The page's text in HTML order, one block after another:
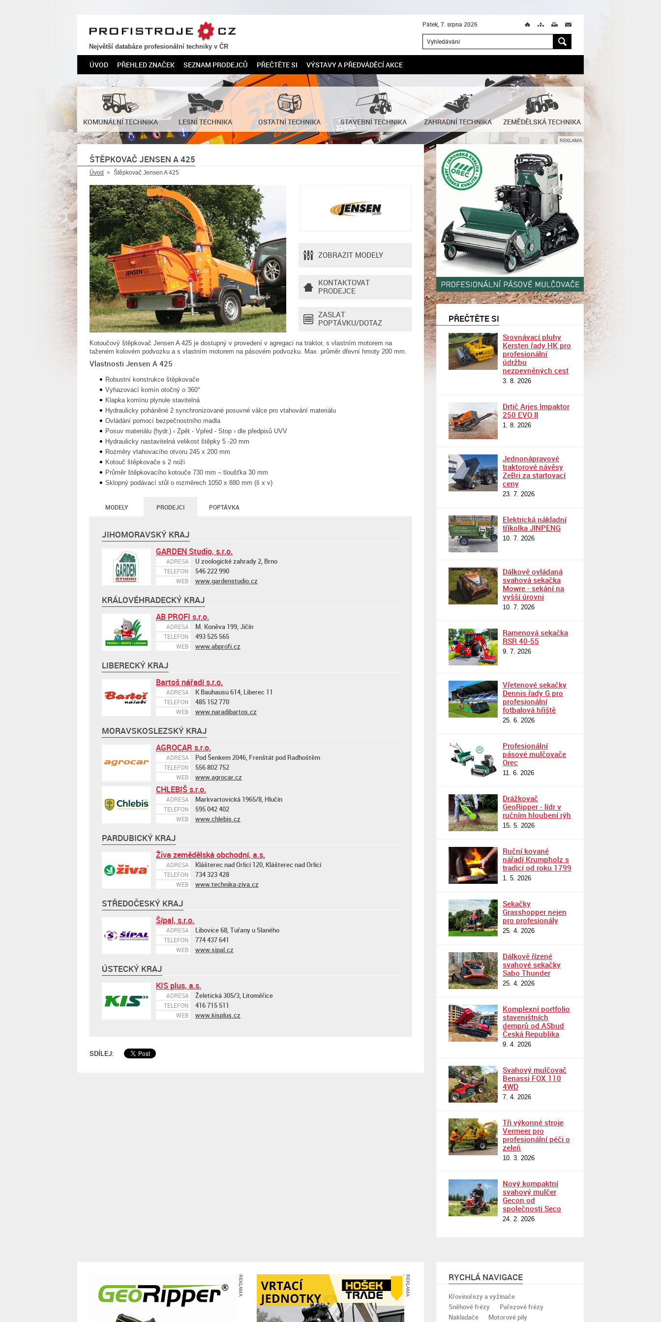
PROFISTROJE.CZ
Největší databáze profesionální techniky v ČR
Pátek, 7. srpna 2026 Ú M T M
H
ÚVOD PŘEHLED ZNAČEK SEZNAM PRODEJCŮ PŘEČTĚTE SI VÝSTAVY A PŘEDVÁDĚCÍ AKCE
KOMUNÁLNÍ TECHNIKA LESNÍ TECHNIKA OSTATNÍ TECHNIKA STAVEBNÍ TECHNIKA ZAHRADNÍ TECHNIKA ZEMĚDĚLSKÁ TECHNIKA
ŠTĚPKOVAČ JENSEN A 425
Úvod Štěpkovač Jensen A 425
ZOBRAZIT MODELY
KONTAKTOVAT
PRODEJCE
ZASLAT
POPTÁVKU/DOTAZ
Kotoučový štěpkovač Jensen A 425 je dostupný v provedení v agregaci na traktor, s vlastním motorem na
taženém kolovém podvozku a s vlastním motorem na pásovém podvozku. Max. průměr dřevní hmoty 200 mm.
Vlastnosti Jensen A 425
Robustní konstrukce štěpkovače
Vyhazovací komín otočný o 360°
Klapka komínu plynule stavitelná
Hydraulicky poháněné 2 synchronizované posuvné válce pro vtahování materiálu
Ovládání pomocí bezpečnostního madla
Posuv materiálu (hydr.) ‹ Zpět - Vpřed - Stop › dle předpisů UVV
Hydraulicky nastavitelná velikost štěpky 5 -20 mm
Rozměry vtahovacího otvoru 245 x 200 mm
Kotouč štěpkovače s 2 noži
Průměr štěpkovacího kotouče 730 mm – tloušťka 30 mm
Sklopný podávací stůl o rozměrech 1050 x 880 mm (š x v)
MODELY PRODEJCI POPTÁVKA
JIHOMORAVSKÝ KRAJ
GARDEN Studio, s.r.o.
ADRESA U zoologické zahrady 2, Brno
TELEFON 546 222 990
WEB www.gardenstudio.cz
KRÁLOVÉHRADECKÝ KRAJ
AB PROFI s.r.o.
ADRESA M. Koněva 199, Jičín
TELEFON 493 525 565
WEB www.abprofi.cz
LIBERECKÝ KRAJ
Bartoš nářadí s.r.o.
ADRESA K Bauhausu 614, Liberec 11
TELEFON 485 152 770
WEB www.naradibartos.cz
MORAVSKOSLEZSKÝ KRAJ
AGROCAR s.r.o.
ADRESA Pod Šenkem 2046, Frenštát pod Radhoštěm
TELEFON 556 802 752
WEB www.agrocar.cz
CHLEBIŠ s.r.o.
ADRESA Markvartovická 1965/8, Hlučín
TELEFON 595 042 402
WEB www.chlebis.cz
PARDUBICKÝ KRAJ
Živa zemědělská obchodní, a.s.
ADRESA Klášterec nad Orlicí 120, Klášterec nad Orlicí
TELEFON 734 323 428
WEB www.technika-ziva.cz
STŘEDOČESKÝ KRAJ
Šípal, s.r.o.
ADRESA Libovice 68, Tuřany u Slaného
TELEFON 774 437 641
WEB www.sipal.cz
ÚSTECKÝ KRAJ
KIS plus, a.s.
ADRESA Želetická 305/3, Litoměřice
TELEFON 416 715 511
WEB www.kisplus.cz
SDÍLEJ:
REKLAMA
PŘEČTĚTE SI
Srovnávací pluhy
Kersten řady HK pro
profesionální
údržbu
nezpevněných cest
3. 8. 2026
Drtič Arjes Impaktor
250 EVO II
1. 8. 2026
Jednonápravové
traktorové návěsy
ZeBri za startovací
ceny
23. 7. 2026
Elektrická nákladní
tříkolka JINPENG
10. 7. 2026
Dálkově ovládaná
svahová sekačka
Mowre - sekání na
vyšší úrovni
10. 7. 2026
Ramenová sekačka
RSR 40-55
9. 7. 2026
Vřetenové sekačky
Dennis řady G pro
profesionální
fotbalová hřiště
25. 6. 2026
Profesionální
pásové mulčovače
Orec
11. 6. 2026
Drážkovač
GeoRipper - lídr v
ručním hloubení rýh
15. 5. 2026
Ruční kované
nářadí Krumpholz s
tradicí od roku 1799
1. 5. 2026
Sekačky
Grasshopper nejen
pro profesionály
25. 4. 2026
Dálkově řízené
svahové sekačky
Sabo Thunder
25. 4. 2026
Komplexní portfolio
staveništních
demprů od ASbud
Česká Republika
9. 4. 2026
Svahový mulčovač
Benassi FOX 110
4WD
7. 4. 2026
Tři výkonné stroje
Vermeer pro
profesionální péči o
zeleň
10. 3. 2026
Nový kompaktní
svahový mulčer
Gecon od
společnosti Seco
24. 2. 2026
REKLAMA REKLAMA RYCHLÁ NAVIGACE
Křovinořezy a vyžínače
Sněhové frézy
Pařezové frézy
Nakladače
Motorové pily